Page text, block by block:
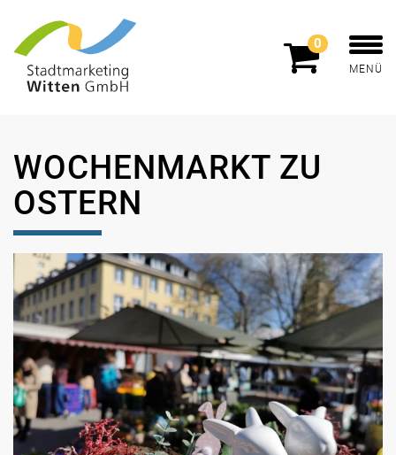
0
MENÜ
WOCHENMARKT ZU
OSTERN